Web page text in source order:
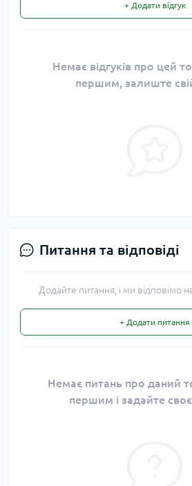
+ Додати відгук
Немає відгуків про цей
першим, залиште
Питання та відповіді
Додайте питання, і ми відповімо
+ Додати питання
Немає питань про даний
першим і задайте